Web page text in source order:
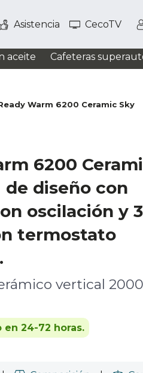
Asistencia CecoTV
aceite Cafeteras
Warm 6200 Ceramic Sky
6200
de diseño con
oscilación y 3
termostato
vertical
en 24-72 horas.